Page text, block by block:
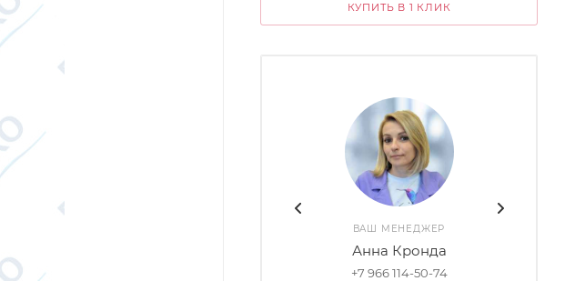
КУПИТЬ В 1 КЛИК
ВАШ МЕНЕДЖЕР
Анна Кронда
+7 966 114-50-74